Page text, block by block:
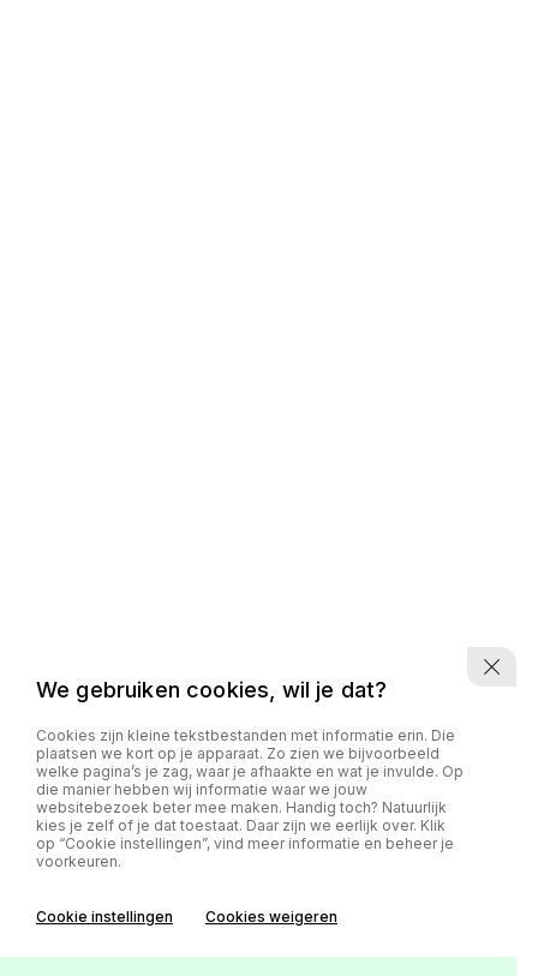
We gebruiken cookies, wil je dat?
Cookies zijn kleine tekstbestanden met informatie erin. Die
plaatsen we kort op je apparaat. Zo zien we bijvoorbeeld
welke pagina’s je zag, waar je afhaakte en wat je invulde. Op
die manier hebben wij informatie waar we jouw
websitebezoek beter mee maken. Handig toch? Natuurlijk
kies je zelf of je dat toestaat. Daar zijn we eerlijk over. Klik
op “Cookie instellingen”, vind meer informatie en beheer je
voorkeuren.
Cookie instellingen Cookies weigeren